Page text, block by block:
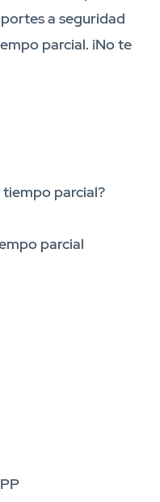
a seguridad
parcial. ¡No te
parcial?
parcial